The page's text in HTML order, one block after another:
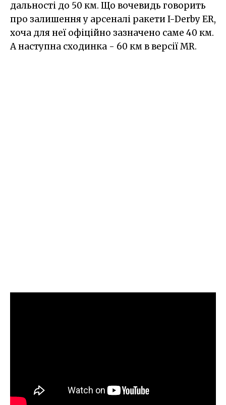
дальності до 50 км. Що вочевидь говорить
про залишення у арсеналі ракети I-Derby ER,
хоча для неї офіційно зазначено саме 40 км.
А наступна сходинка - 60 км в версії MR.